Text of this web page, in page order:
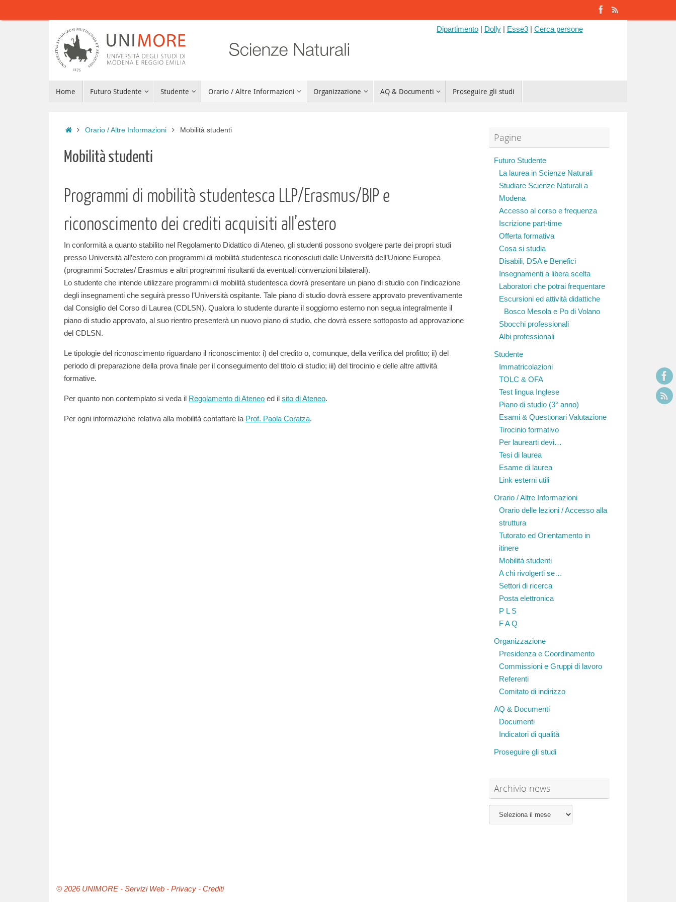
al
Dipartimento| Dolly| Esse3| Cerca persone
Home Futuro Studente Studente Orario / Altre Informazioni Organizzazione AQ & Documenti Proseguire gli studi
HomeOrario / Altre Informazioni Mobilità studenti
Mobilità studenti
Programmi di mobilità studentesca LLP/Erasmus/BIP e
riconoscimento dei crediti acquisiti all’estero
In conformità a quanto stabilito nel Regolamento Didattico di Ateneo, gli studenti possono svolgere parte dei propri studi
presso Università all’estero con programmi di mobilità studentesca riconosciuti dalle Università dell’Unione Europea
(programmi Socrates/ Erasmus e altri programmi risultanti da eventuali convenzioni bilaterali).
Lo studente che intende utilizzare programmi di mobilità studentesca dovrà presentare un piano di studio con l’indicazione
degli insegnamenti che seguirà presso l’Università ospitante. Tale piano di studio dovrà essere approvato preventivamente
dal Consiglio del Corso di Laurea (CDLSN). Qualora lo studente durante il soggiorno esterno non segua integralmente il
piano di studio approvato, al suo rientro presenterà un nuovo piano di studio, che dovrà essere sottoposto ad approvazione
del CDLSN.
Le tipologie del riconoscimento riguardano il riconoscimento: i) del credito o, comunque, della verifica del profitto; ii) del
periodo di preparazione della prova finale per il conseguimento del titolo di studio; iii) del tirocinio e delle altre attività
formative.
Per quanto non contemplato si veda il Regolamento di Ateneo ed il sito di Ateneo.
Per ogni informazione relativa alla mobilità contattare la Prof. Paola Coratza.
Pagine
Futuro Studente
La laurea in Scienze Naturali
Studiare Scienze Naturali a
Modena
Accesso al corso e frequenza
Iscrizione part-time
Offerta formativa
Cosa si studia
Disabili, DSA e Benefici
Insegnamenti a libera scelta
Laboratori che potrai frequentare
Escursioni ed attività didattiche
Bosco Mesola e Po di Volano
Sbocchi professionali
Albi professionali
Studente
Immatricolazioni
TOLC & OFA
Test lingua Inglese
Piano di studio (3° anno)
Esami & Questionari Valutazione
Tirocinio formativo
Per laurearti devi…
Tesi di laurea
Esame di laurea
Link esterni utili
Orario / Altre Informazioni
Orario delle lezioni / Accesso alla
struttura
Tutorato ed Orientamento in
itinere
Mobilità studenti
A chi rivolgerti se…
Settori di ricerca
Posta elettronica
P L S
F A Q
Organizzazione
Presidenza e Coordinamento
Commissioni e Gruppi di lavoro
Referenti
Comitato di indirizzo
AQ & Documenti
Documenti
Indicatori di qualità
Proseguire gli studi
Archivio news
Archivio
news
© 2026 UNIMORE - Servizi Web - Privacy - Crediti